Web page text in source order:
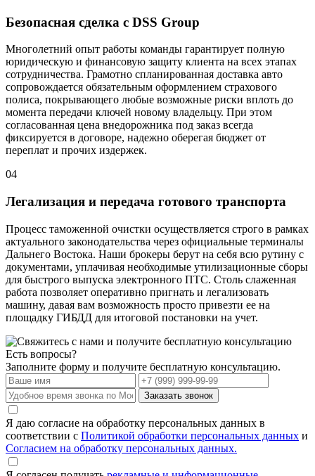
Безопасная сделка с DSS Group
Многолетний опыт работы команды гарантирует полную
юридическую и финансовую защиту клиента на всех этапах
сотрудничества. Грамотно спланированная доставка авто
сопровождается обязательным оформлением страхового
полиса, покрывающего любые возможные риски вплоть до
момента передачи ключей новому владельцу. При этом
согласованная цена внедорожника под заказ всегда
фиксируется в договоре, надежно оберегая бюджет от
переплат и прочих издержек.
04
Легализация и передача готового транспорта
Процесс таможенной очистки осуществляется строго в рамках
актуального законодательства через официальные терминалы
Дальнего Востока. Наши брокеры берут на себя всю рутину с
документами, уплачивая необходимые утилизационные сборы
для быстрого выпуска электронного ПТС. Столь слаженная
работа позволяет оперативно пригнать и легализовать
машину, давая вам возможность просто привезти ее на
площадку ГИБДД для итоговой постановки на учет.
Есть вопросы?
Заполните форму и получите бесплатную консультацию.
Заказать звонок
Я даю согласие на обработку персональных данных в
соответствии с Политикой обработки персональных данных и
Согласием на обработку персональных данных.